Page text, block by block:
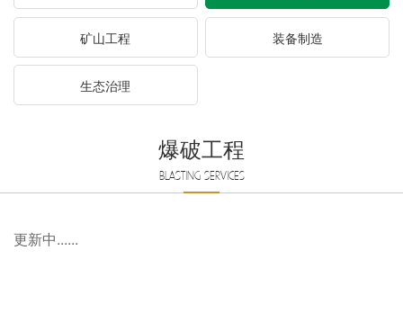
矿山工程 装备制造
生态治理
爆破工程
BLASTING SERVICES
更新中......